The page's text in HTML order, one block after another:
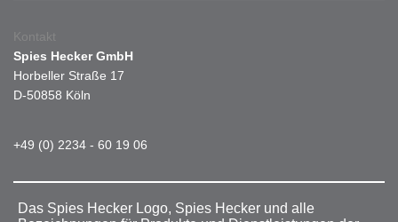
Kontakt
Spies Hecker GmbH
Horbeller Straße 17
D-50858 Köln
+49 (0) 2234 - 60 19 06
Das Spies Hecker Logo, Spies Hecker und alle